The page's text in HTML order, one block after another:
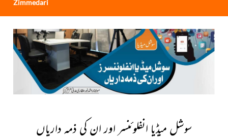
Zimmedari
سوشل میڈیا انفلوئنسر اور ان کی ذمہ داریاں